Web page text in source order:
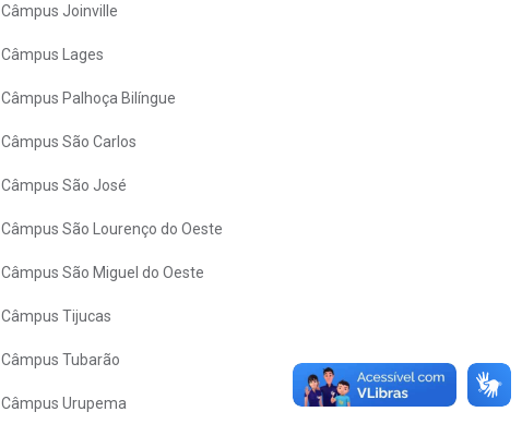
Câmpus Joinville
Câmpus Lages
Câmpus Palhoça Bilíngue
Câmpus São Carlos
Câmpus São José
Câmpus São Lourenço do Oeste
Câmpus São Miguel do Oeste
Câmpus Tijucas
Câmpus Tubarão
Câmpus Urupema